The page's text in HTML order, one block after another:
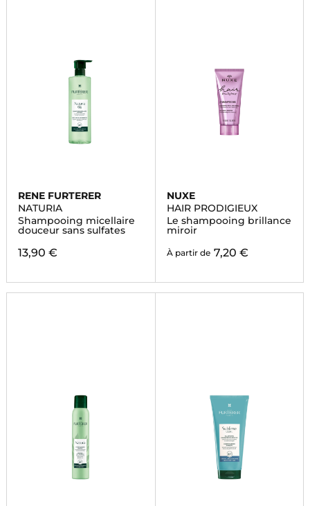
RENE FURTERER
NATURIA
Shampooing micellaire
douceur sans sulfates
13,90 €
NUXE
HAIR PRODIGIEUX
Le shampooing brillance
miroir
À partir de 7,20 €